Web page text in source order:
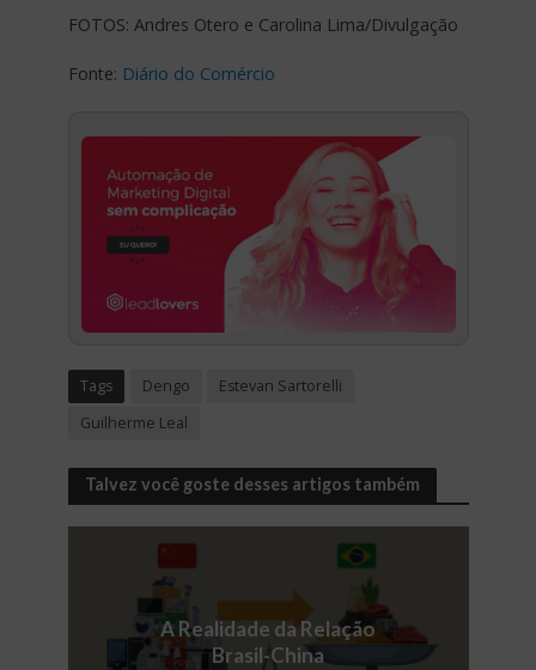
FOTOS: Andres Otero e Carolina Lima/Divulgação
Fonte: Diário do Comércio
Tags Dengo
Estevan Sartorelli
Guilherme Leal
Talvez você goste desses artigos também
A Realidade da Relação
Brasil-China